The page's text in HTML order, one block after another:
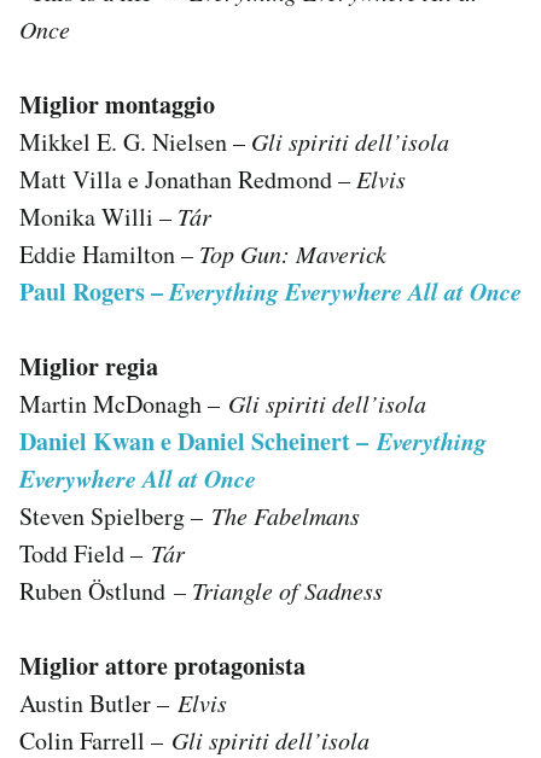
Once
Miglior montaggio
Mikkel E. G. Nielsen – Gli spiriti dell’isola
Matt Villa e Jonathan Redmond – Elvis
Monika Willi – Tár
Eddie Hamilton – Top Gun: Maverick
Paul Rogers –Everything Everywhere All at Once
Miglior regia
Martin McDonagh – Gli spiriti dell’isola
Daniel Kwan e Daniel Scheinert –Everything
Everywhere All at Once
Steven Spielberg – The Fabelmans
Todd Field – Tár
Ruben Östlund – Triangle of Sadness
Miglior attore protagonista
Austin Butler – Elvis
Colin Farrell – Gli spiriti dell’isola